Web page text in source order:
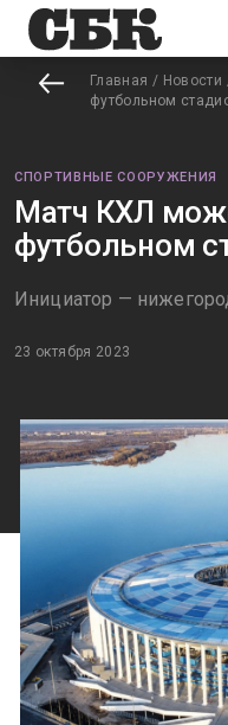
Главная / Новости
футбольном
СПОРТИВНЫЕ СООРУЖЕНИЯ
Матч КХЛ
футбольном
Инициатор —
23 октября 2023